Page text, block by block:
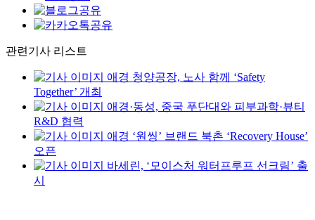
관련기사 리스트
애경 청양공장, 노사 함께 ‘Safety
Together’ 개최
애경·동성, 중국 푸단대와 피부과학·뷰티
R&D 협력
애경 ‘원씽’ 브랜드 북촌 ‘Recovery House’
오픈
바세린, ‘모이스처 워터프루프 선크림’ 출
시